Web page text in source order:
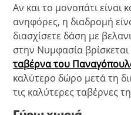
Αν και το μονοπάτι είναι
ανηφόρες, η διαδρομή
διασχίσετε δάση με
στην Νυμφασία
ταβέρνα του
καλύτερο δώρο μετά τη
τις καλύτερες ταβέρνες